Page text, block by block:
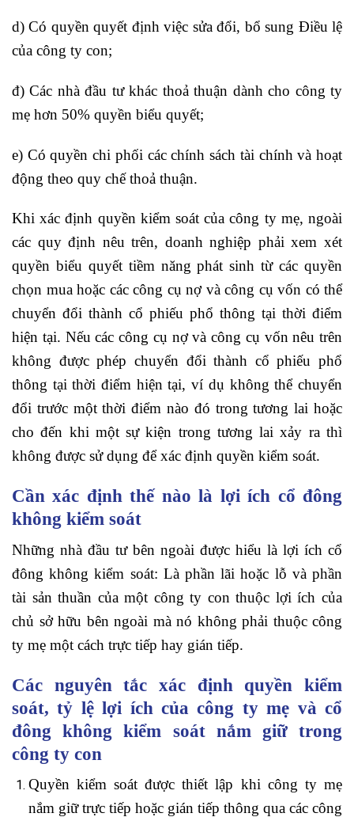
d) Có quyền quyết định việc sửa đổi, bổ sung Điều lệ
của công ty con;
đ) Các nhà đầu tư khác thoả thuận dành cho công ty
mẹ hơn 50% quyền biểu quyết;
e) Có quyền chi phối các chính sách tài chính và hoạt
động theo quy chế thoả thuận.
Khi xác định quyền kiểm soát của công ty mẹ, ngoài
các quy định nêu trên, doanh nghiệp phải xem xét
quyền biểu quyết tiềm năng phát sinh từ các quyền
chọn mua hoặc các công cụ nợ và công cụ vốn có thể
chuyển đổi thành cổ phiếu phổ thông tại thời điểm
hiện tại. Nếu các công cụ nợ và công cụ vốn nêu trên
không được phép chuyển đổi thành cổ phiếu phổ
thông tại thời điểm hiện tại, ví dụ không thể chuyển
đổi trước một thời điểm nào đó trong tương lai hoặc
cho đến khi một sự kiện trong tương lai xảy ra thì
không được sử dụng để xác định quyền kiểm soát.
Cần xác định thế nào là lợi ích cổ đông
không kiểm soát
Những nhà đầu tư bên ngoài được hiểu là lợi ích cổ
đông không kiểm soát: Là phần lãi hoặc lỗ và phần
tài sản thuần của một công ty con thuộc lợi ích của
chủ sở hữu bên ngoài mà nó không phải thuộc công
ty mẹ một cách trực tiếp hay gián tiếp.
Các nguyên tắc xác định quyền kiểm
soát, tỷ lệ lợi ích của công ty mẹ và cổ
đông không kiểm soát nắm giữ trong
công ty con
Quyền kiểm soát được thiết lập khi công ty mẹ
nắm giữ trực tiếp hoặc gián tiếp thông qua các công